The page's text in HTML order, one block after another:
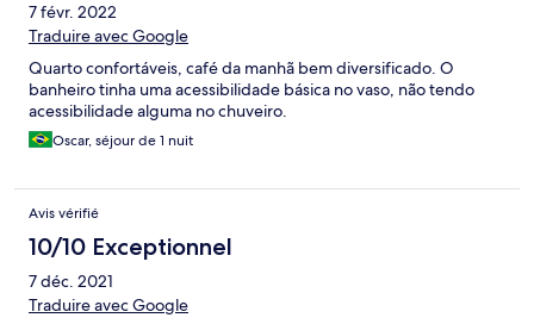
7 févr. 2022
Traduire avec Google
Quarto confortáveis, café da manhã bem diversificado. O
banheiro tinha uma acessibilidade básica no vaso, não tendo
acessibilidade alguma no chuveiro.
Oscar, séjour de 1 nuit
Avis vérifié
10/10 Exceptionnel
7 déc. 2021
Traduire avec Google